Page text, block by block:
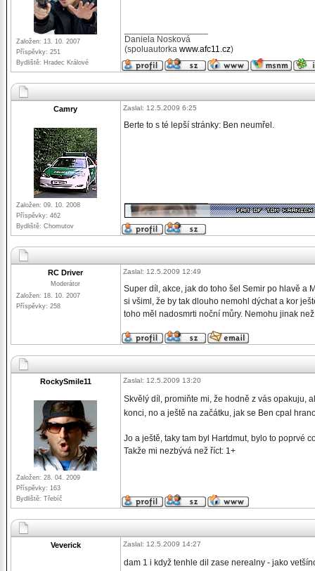
Založen: 13. 10. 2007
Příspěvky: 251
Bydliště: Hradec Králové
Daniela Nosková
(spoluautorka www.afc11.cz)
Camry
Založen: 09. 10. 2008
Příspěvky: 462
Bydliště: Chomutov
Zaslal: 12.5.2009 6:25
Berte to s té lepší stránky: Ben neumřel.
RC Driver
Moderátor
Založen: 18. 10. 2007
Příspěvky: 258
Zaslal: 12.5.2009 12:49
Super díl, akce, jak do toho šel Semir po hlavě a
si všiml, že by tak dlouho nemohl dýchat a kor
toho měl nadosmrti noční můry. Nemohu jinak
RockySmile11
Založen: 28. 04. 2009
Příspěvky: 163
Bydliště: Třebíč
Zaslal: 12.5.2009 13:20
Skvělý díl, promiňte mi, že hodně z vás opakuju,
konci, no a ještě na začátku, jak se Ben cpal
Jo a ještě, taky tam byl Hartdmut, bylo to poprvé
Takže mi nezbývá než říct: 1+
Veverick Zaslal: 12.5.2009 14:27
dam 1 i když tenhle dil zase nerealny - jako